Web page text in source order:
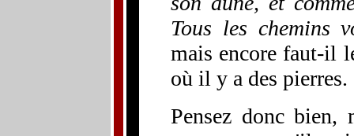
Tous les chemins
mais encore faut-il
où il y a des pierres.
Pensez donc bien,